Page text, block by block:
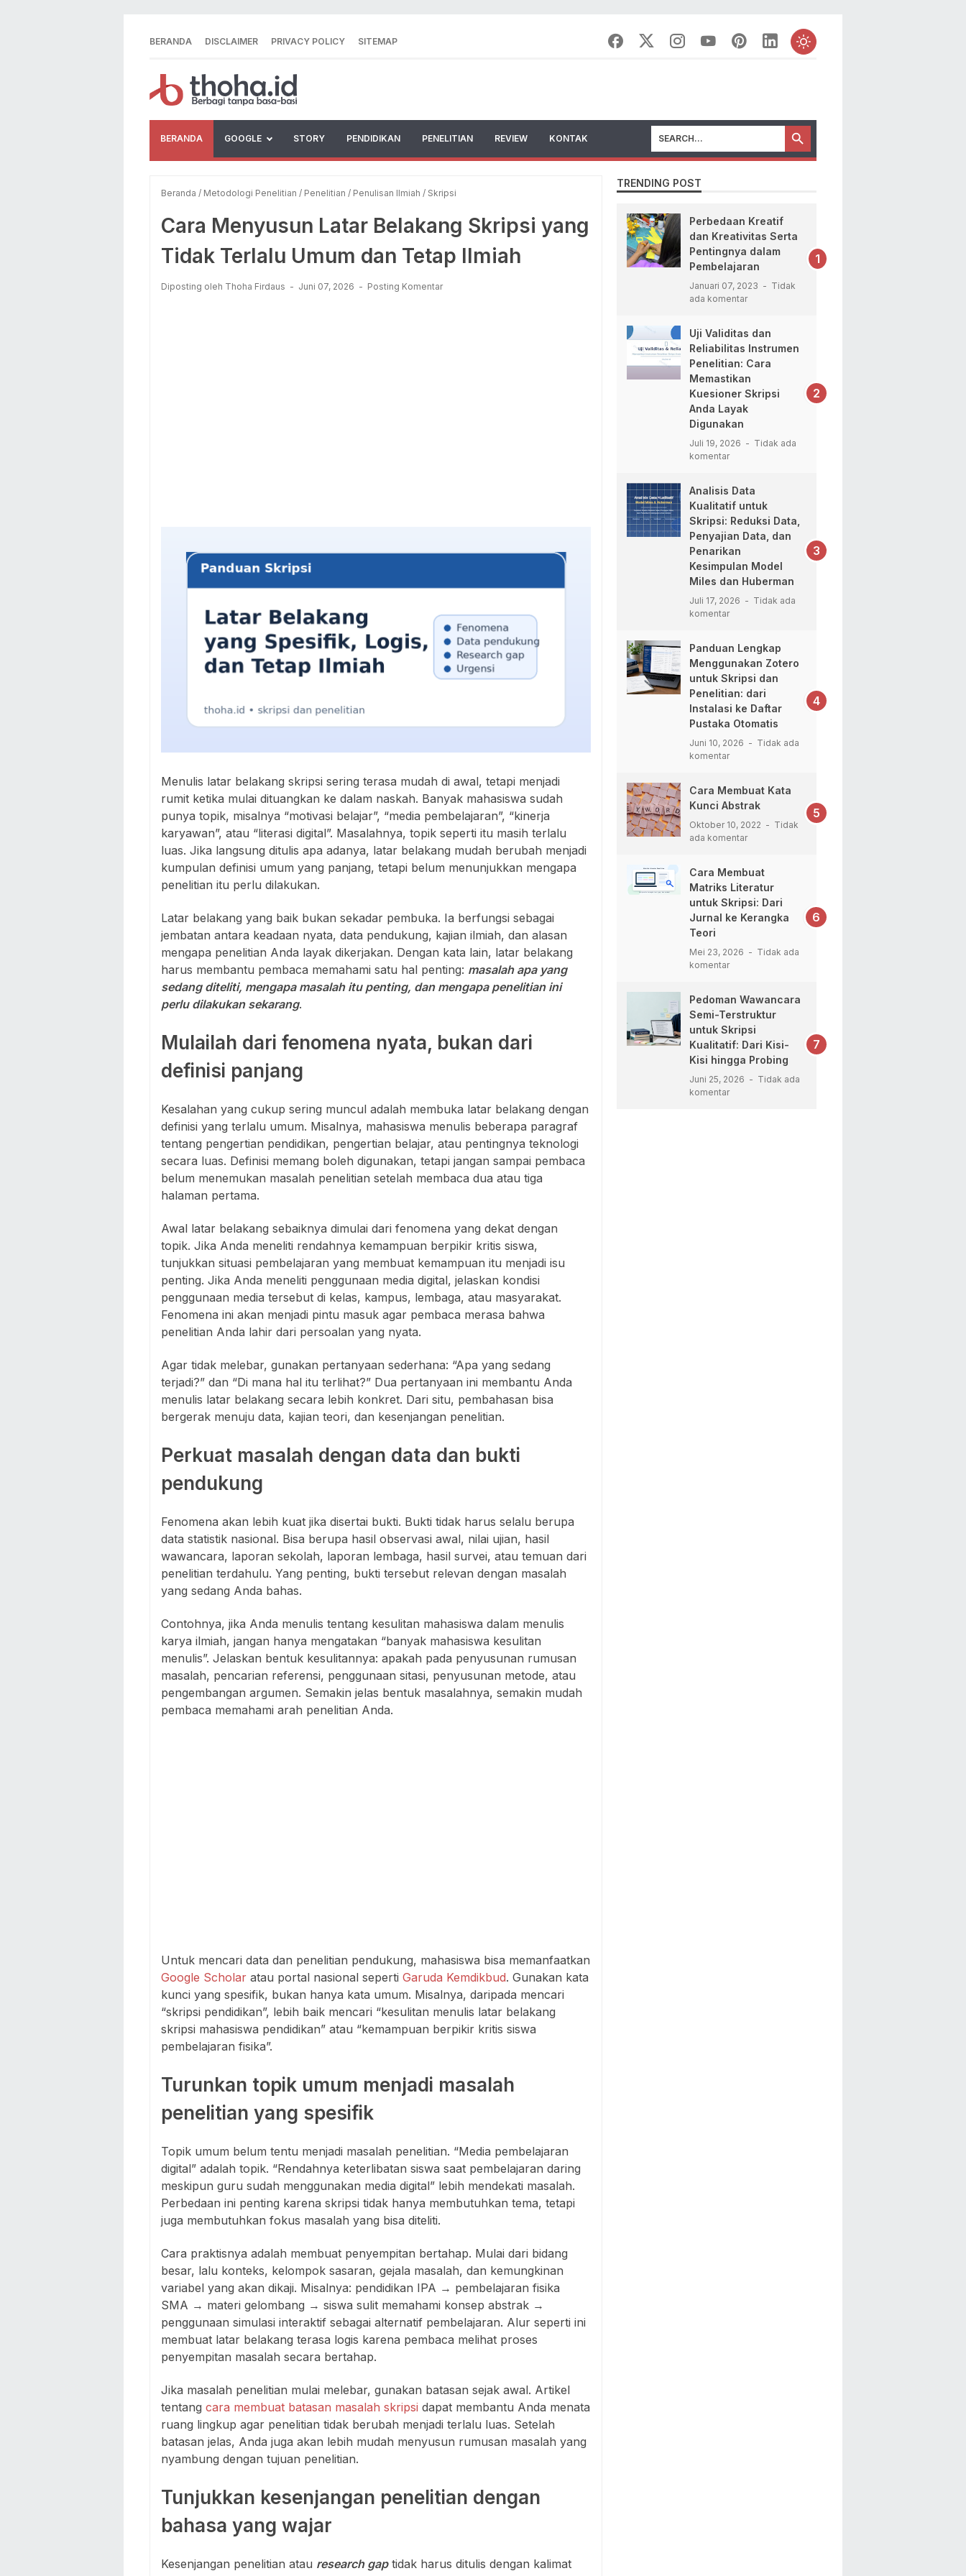
BERANDA DISCLAIMER PRIVACY POLICY SITEMAP
BERANDA GOOGLE STORY PENDIDIKAN PENELITIAN REVIEW KONTAK
Beranda / Metodologi Penelitian / Penelitian / Penulisan Ilmiah / Skripsi
Cara Menyusun Latar Belakang Skripsi yang
Tidak Terlalu Umum dan Tetap Ilmiah
Diposting oleh Thoha Firdaus Juni 07, 2026 Posting Komentar
Menulis latar belakang skripsi sering terasa mudah di awal, tetapi menjadi
rumit ketika mulai dituangkan ke dalam naskah. Banyak mahasiswa sudah
punya topik, misalnya “motivasi belajar”, “media pembelajaran”, “kinerja
karyawan”, atau “literasi digital”. Masalahnya, topik seperti itu masih terlalu
luas. Jika langsung ditulis apa adanya, latar belakang mudah berubah menjadi
kumpulan definisi umum yang panjang, tetapi belum menunjukkan mengapa
penelitian itu perlu dilakukan.
Latar belakang yang baik bukan sekadar pembuka. Ia berfungsi sebagai
jembatan antara keadaan nyata, data pendukung, kajian ilmiah, dan alasan
mengapa penelitian Anda layak dikerjakan. Dengan kata lain, latar belakang
harus membantu pembaca memahami satu hal penting: masalah apa yang
sedang diteliti, mengapa masalah itu penting, dan mengapa penelitian ini
perlu dilakukan sekarang.
Mulailah dari fenomena nyata, bukan dari
definisi panjang
Kesalahan yang cukup sering muncul adalah membuka latar belakang dengan
definisi yang terlalu umum. Misalnya, mahasiswa menulis beberapa paragraf
tentang pengertian pendidikan, pengertian belajar, atau pentingnya teknologi
secara luas. Definisi memang boleh digunakan, tetapi jangan sampai pembaca
belum menemukan masalah penelitian setelah membaca dua atau tiga
halaman pertama.
Awal latar belakang sebaiknya dimulai dari fenomena yang dekat dengan
topik. Jika Anda meneliti rendahnya kemampuan berpikir kritis siswa,
tunjukkan situasi pembelajaran yang membuat kemampuan itu menjadi isu
penting. Jika Anda meneliti penggunaan media digital, jelaskan kondisi
penggunaan media tersebut di kelas, kampus, lembaga, atau masyarakat.
Fenomena ini akan menjadi pintu masuk agar pembaca merasa bahwa
penelitian Anda lahir dari persoalan yang nyata.
Agar tidak melebar, gunakan pertanyaan sederhana: “Apa yang sedang
terjadi?” dan “Di mana hal itu terlihat?” Dua pertanyaan ini membantu Anda
menulis latar belakang secara lebih konkret. Dari situ, pembahasan bisa
bergerak menuju data, kajian teori, dan kesenjangan penelitian.
Perkuat masalah dengan data dan bukti
pendukung
Fenomena akan lebih kuat jika disertai bukti. Bukti tidak harus selalu berupa
data statistik nasional. Bisa berupa hasil observasi awal, nilai ujian, hasil
wawancara, laporan sekolah, laporan lembaga, hasil survei, atau temuan dari
penelitian terdahulu. Yang penting, bukti tersebut relevan dengan masalah
yang sedang Anda bahas.
Contohnya, jika Anda menulis tentang kesulitan mahasiswa dalam menulis
karya ilmiah, jangan hanya mengatakan “banyak mahasiswa kesulitan
menulis”. Jelaskan bentuk kesulitannya: apakah pada penyusunan rumusan
masalah, pencarian referensi, penggunaan sitasi, penyusunan metode, atau
pengembangan argumen. Semakin jelas bentuk masalahnya, semakin mudah
pembaca memahami arah penelitian Anda.
Untuk mencari data dan penelitian pendukung, mahasiswa bisa memanfaatkan
Google Scholar atau portal nasional seperti Garuda Kemdikbud. Gunakan kata
kunci yang spesifik, bukan hanya kata umum. Misalnya, daripada mencari
“skripsi pendidikan”, lebih baik mencari “kesulitan menulis latar belakang
skripsi mahasiswa pendidikan” atau “kemampuan berpikir kritis siswa
pembelajaran fisika”.
Turunkan topik umum menjadi masalah
penelitian yang spesifik
Topik umum belum tentu menjadi masalah penelitian. “Media pembelajaran
digital” adalah topik. “Rendahnya keterlibatan siswa saat pembelajaran daring
meskipun guru sudah menggunakan media digital” lebih mendekati masalah.
Perbedaan ini penting karena skripsi tidak hanya membutuhkan tema, tetapi
juga membutuhkan fokus masalah yang bisa diteliti.
Cara praktisnya adalah membuat penyempitan bertahap. Mulai dari bidang
besar, lalu konteks, kelompok sasaran, gejala masalah, dan kemungkinan
variabel yang akan dikaji. Misalnya: pendidikan IPA → pembelajaran fisika
SMA → materi gelombang → siswa sulit memahami konsep abstrak →
penggunaan simulasi interaktif sebagai alternatif pembelajaran. Alur seperti ini
membuat latar belakang terasa logis karena pembaca melihat proses
penyempitan masalah secara bertahap.
Jika masalah penelitian mulai melebar, gunakan batasan sejak awal. Artikel
tentang cara membuat batasan masalah skripsi dapat membantu Anda menata
ruang lingkup agar penelitian tidak berubah menjadi terlalu luas. Setelah
batasan jelas, Anda juga akan lebih mudah menyusun rumusan masalah yang
nyambung dengan tujuan penelitian.
Tunjukkan kesenjangan penelitian dengan
bahasa yang wajar
Kesenjangan penelitian atau research gaptidak harus ditulis dengan kalimat
TRENDING POST
Perbedaan Kreatif
dan Kreativitas Serta
Pentingnya dalam
Pembelajaran
Januari 07, 2023
Tidak
ada komentar
Uji Validitas dan
Reliabilitas Instrumen
Penelitian: Cara
Memastikan
Kuesioner Skripsi
Anda Layak
Digunakan
Juli 19, 2026
Tidak ada
komentar
Analisis Data
Kualitatif untuk
Skripsi: Reduksi Data,
Penyajian Data, dan
Penarikan
Kesimpulan Model
Miles dan Huberman
Juli 17, 2026
Tidak ada
komentar
Panduan Lengkap
Menggunakan Zotero
untuk Skripsi dan
Penelitian: dari
Instalasi ke Daftar
Pustaka Otomatis
Juni 10, 2026
Tidak ada
komentar
Cara Membuat Kata
Kunci Abstrak
Oktober 10, 2022
Tidak
ada komentar
Cara Membuat
Matriks Literatur
untuk Skripsi: Dari
Jurnal ke Kerangka
Teori
Mei 23, 2026
Tidak ada
komentar
Pedoman Wawancara
Semi-Terstruktur
untuk Skripsi
Kualitatif: Dari Kisi-
Kisi hingga Probing
Juni 25, 2026
Tidak ada
komentar